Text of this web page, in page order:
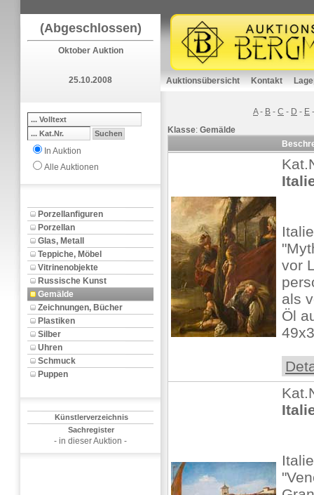
(Abgeschlossen)
Oktober Auktion
25.10.2008
In Auktion
Alle Auktionen
Porzellanfiguren
Porzellan
Glas, Metall
Teppiche, Möbel
Vitrinenobjekte
Russische Kunst
Gemälde
Zeichnungen, Bücher
Plastiken
Silber
Uhren
Schmuck
Puppen
Künstlerverzeichnis
Sachregister
- in dieser Auktion -
Auktionsübersicht Kontakt
A- B - C - D - E
Klasse: Gemälde
vor
als
Öl